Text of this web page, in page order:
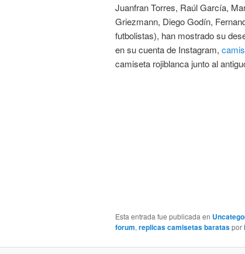
Juanfran Torres, Raúl García,
Griezmann, Diego Godín,
futbolistas), han mostrado su
en su cuenta de Instagram,
camiseta rojiblanca junto al
Esta entrada fue publicada en
forum,replicas camisetas barataspor